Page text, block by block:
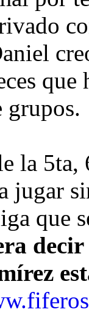
que
grupos.
la
jugar
que